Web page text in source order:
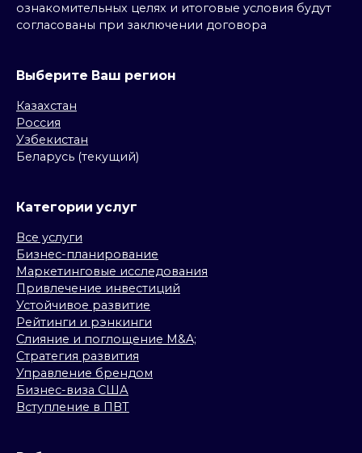
ознакомительных целях и итоговые условия будут
согласованы при заключении договора
Выберите Ваш регион
Казахстан
Россия
Узбекистан
Беларусь (текущий)
Категории услуг
Все услуги
Бизнес-планирование
Маркетинговые исследования
Привлечение инвестиций
Устойчивое развитие
Рейтинги и рэнкинги
Слияние и поглощение M&A;
Стратегия развития
Управление брендом
Бизнес-виза США
Вступление в ПВТ